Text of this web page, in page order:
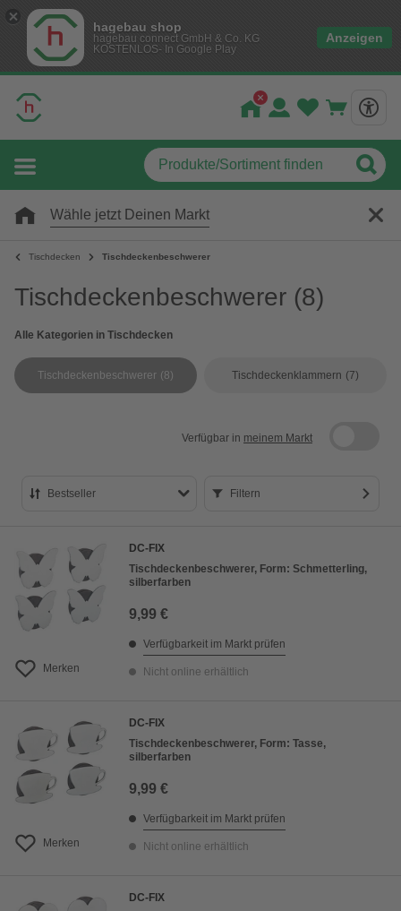
hagebau shop
hagebau connect GmbH & Co. KG
KOSTENLOS- In Google Play
Anzeigen
Wähle jetzt Deinen Markt
Tischdecken Tischdeckenbeschwerer
Tischdeckenbeschwerer (8)
Alle Kategorien in Tischdecken
Tischdeckenbeschwerer (8) Tischdeckenklammern (7)
Verfügbar in meinem Markt
Bestseller
Preis aufsteigend
Preis absteigend
Bewertung
Filtern
Merken
DC-FIX
Tischdeckenbeschwerer, Form: Schmetterling,
silberfarben
9,99 €
Verfügbarkeit im Markt prüfen
Nicht online erhältlich
Merken
DC-FIX
Tischdeckenbeschwerer, Form: Tasse,
silberfarben
9,99 €
Verfügbarkeit im Markt prüfen
Nicht online erhältlich
DC-FIX